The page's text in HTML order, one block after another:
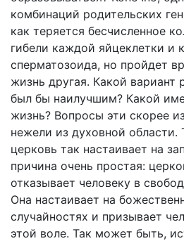
комбинаций родительских
как теряется бесчисленное
гибели каждой яйцеклетки и
сперматозоида, но пройдет
жизнь другая. Какой вариант
был бы наилучшим? Какой
жизнь? Вопросы эти скорее
нежели из духовной области.
церковь так настаивает на
причина очень простая:
отказывает человеку в
Она настаивает на
случайностях и призывает
этой воле. Так может быть,